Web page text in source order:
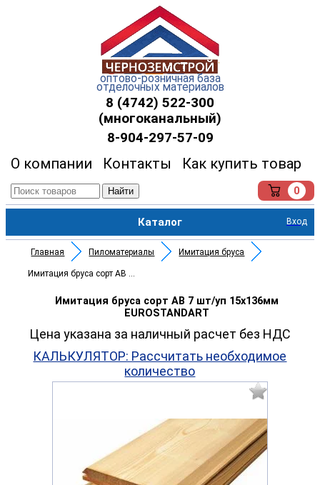
оптово-розничная база
отделочных материалов
8 (4742) 522-300
(многоканальный)
8-904-297-57-09
О компании Контакты Как купить товар
Найти 0
Каталог Вход
Главная Пиломатериалы Имитация бруса
Имитация бруса сорт AB 7 шт/уп
Имитация бруса сорт AB 7 шт/уп 15х136мм
EUROSTANDART
Цена указана за наличный расчет без НДС
КАЛЬКУЛЯТОР: Рассчитать необходимое
количество